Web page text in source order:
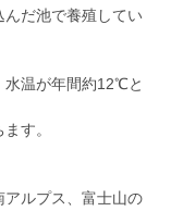
んだ池で養殖してい
水温が年間約12℃と
す。
アルプス、富士山の